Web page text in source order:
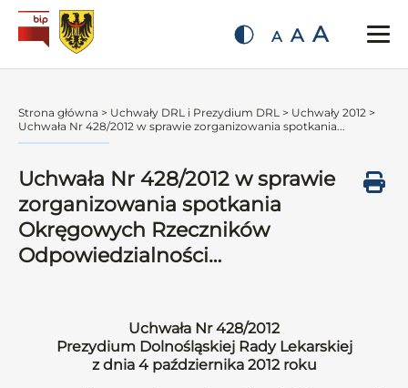
A A A
Strona główna > Uchwały DRL i Prezydium DRL > Uchwały 2012 >
Uchwała Nr 428/2012 w sprawie zorganizowania spotkania...
Uchwała Nr 428/2012 w sprawie
zorganizowania spotkania
Okręgowych Rzeczników
Odpowiedzialności…
Uchwała Nr 428/2012
Prezydium Dolnośląskiej Rady Lekarskiej
z dnia 4 października 2012 roku